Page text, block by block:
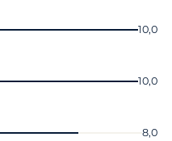
10,0
10,0
8,0